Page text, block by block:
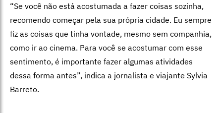
“Se você não está acostumada a fazer coisas sozinha,
recomendo começar pela sua própria cidade. Eu sempre
fiz as coisas que tinha vontade, mesmo sem companhia,
como ir ao cinema. Para você se acostumar com esse
sentimento, é importante fazer algumas atividades
dessa forma antes”, indica a jornalista e viajante Sylvia
Barreto.